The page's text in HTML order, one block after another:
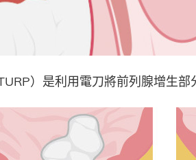
）是利用電刀將前列腺增生部